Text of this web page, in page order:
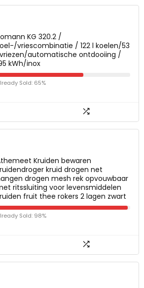
KG 320.2 /
vriescombinatie / 122 l koelen/53
automatische ontdooiing /
kWh/inox
Sold: 65%
Kruiden bewaren
kruid drogen net
drogen mesh rek opvouwbaar
ritssluiting voor levensmiddelen
fruit thee rokers 2 lagen zwart
Sold: 98%